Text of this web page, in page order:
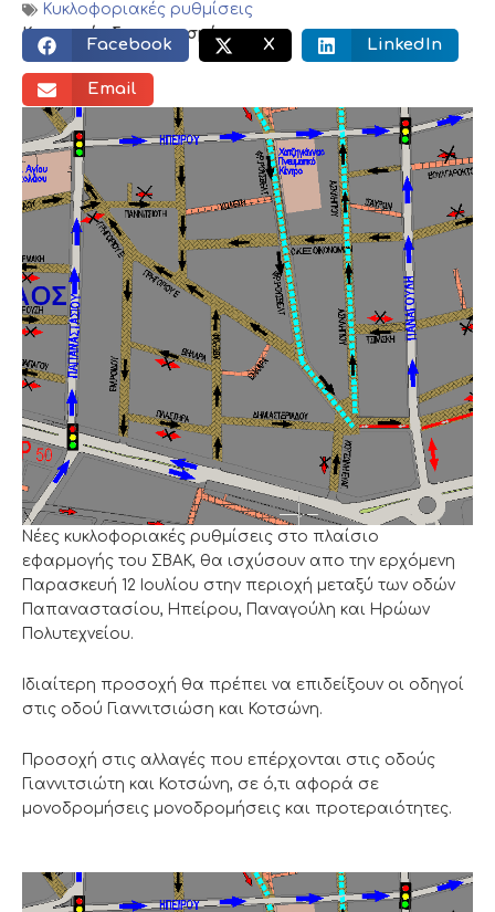
Κυκλοφοριακές ρυθμίσεις
Κοινωνικός διαμοιρασμός:
Facebook X LinkedIn
Email
Νέες κυκλοφοριακές ρυθμίσεις στο πλαίσιο
εφαρμογής του ΣΒΑΚ, θα ισχύσουν απο την ερχόμενη
Παρασκευή 12 Ιουλίου στην περιοχή μεταξύ των οδών
Παπαναστασίου, Ηπείρου, Παναγούλη και Ηρώων
Πολυτεχνείου.
Ιδιαίτερη προσοχή θα πρέπει να επιδείξουν οι οδηγοί
στις οδού Γιαννιτσιώση και Κοτσώνη.
Προσοχή στις αλλαγές που επέρχονται στις οδούς
Γιαννιτσιώτη και Κοτσώνη, σε ό,τι αφορά σε
μονοδρομήσεις μονοδρομήσεις και προτεραιότητες.